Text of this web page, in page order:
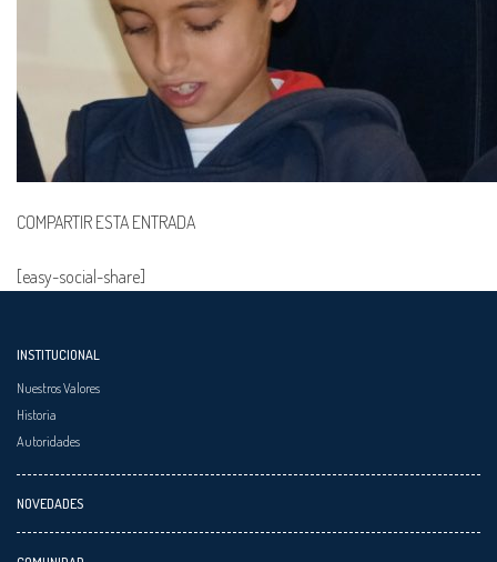
COMPARTIR ESTA ENTRADA
[easy-social-share]
INSTITUCIONAL
Nuestros Valores
Historia
Autoridades
NOVEDADES